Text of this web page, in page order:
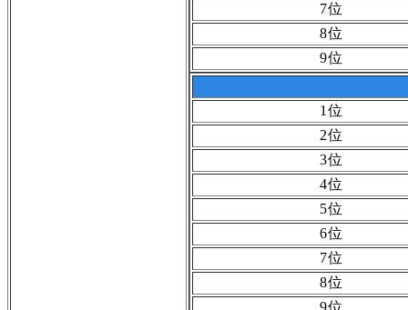
7位
8位
9位
1位
2位
3位
4位
5位
6位
7位
8位
9位